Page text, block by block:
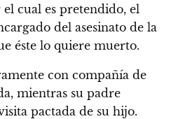
cual es pretendido, el
del asesinato de la
éste lo quiere muerto.
con compañía de
mientras su padre
pactada de su hijo.